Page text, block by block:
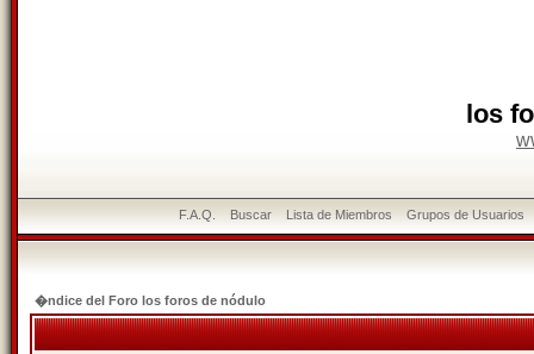
los
F.A.Q. Buscar Lista de Miembros Grupos de Usuarios
�ndice del Foro los foros de nódulo